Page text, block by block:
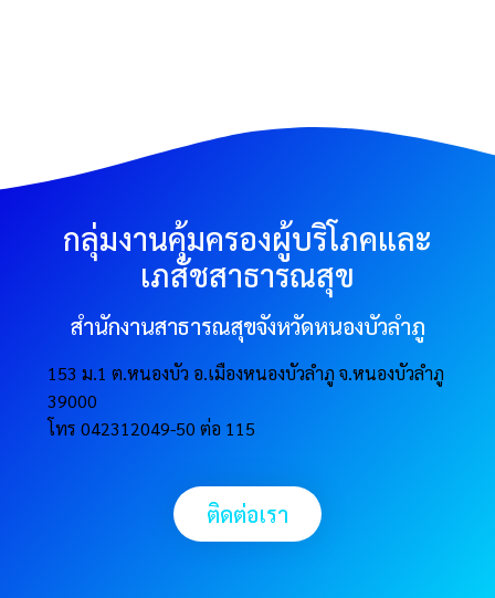
กลุ่มงานคุ้มครองผู้บริโภคและ
เภสัชสาธารณสุข
สำนักงานสาธารณสุขจังหวัดหนองบัวลำภู
153 ม.1 ต.หนองบัว อ.เมืองหนองบัวลำภู จ.หนองบัวลำภู
39000
โทร 042312049-50 ต่อ 115
ติดต่อเรา